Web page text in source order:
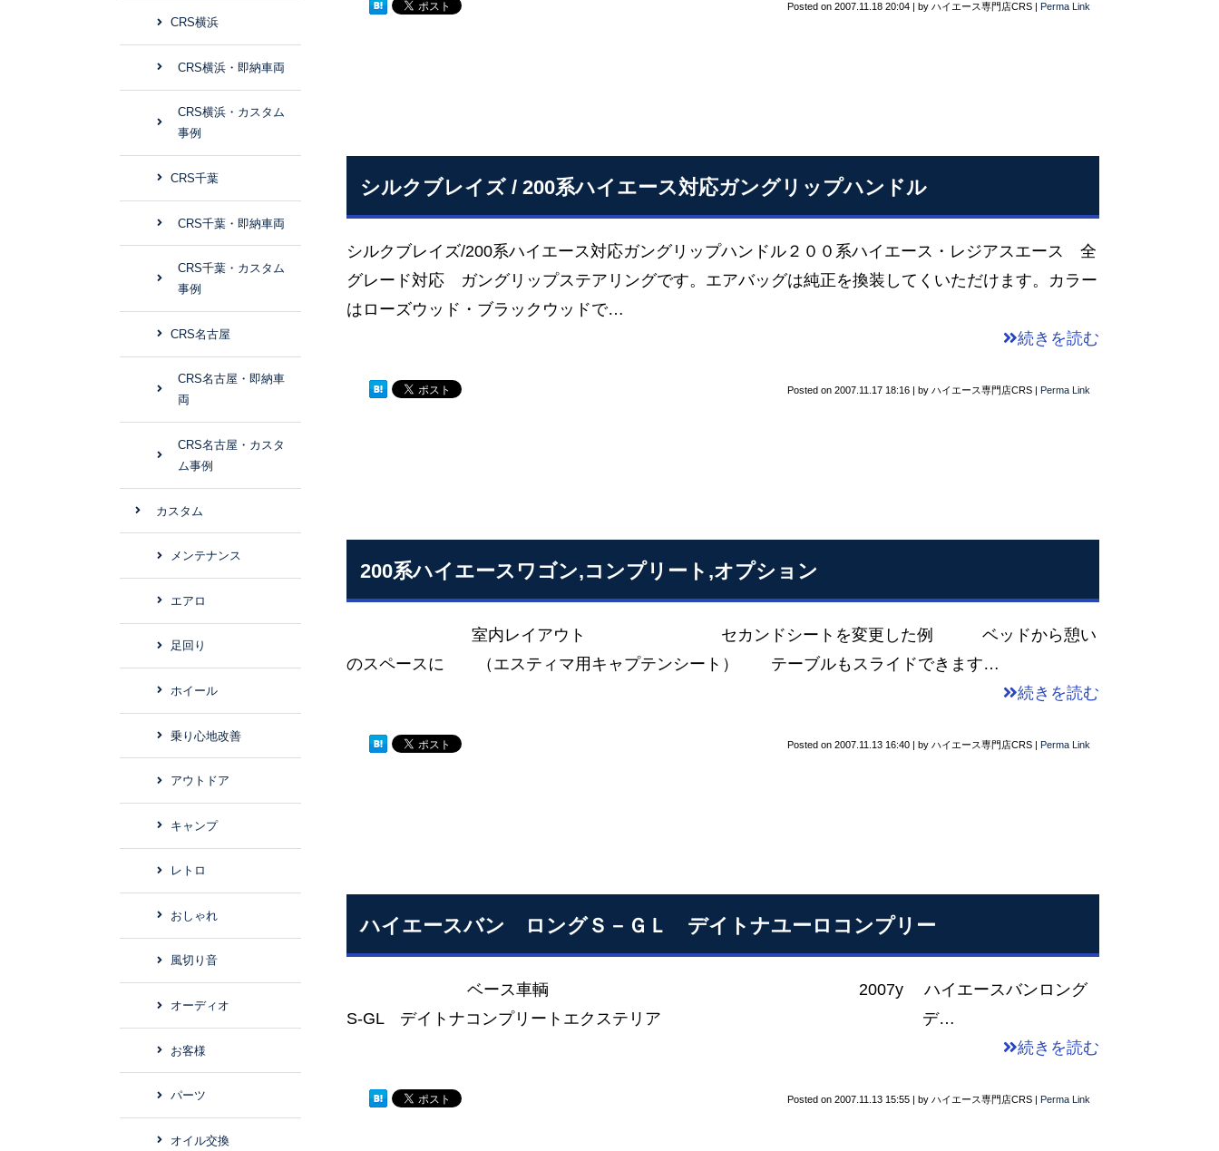
Posted on 2007.11.18 20:04 | by ハイエース専門店CRS | Perma Link
シルクブレイズ / 200系ハイエース対応ガングリップハンドル
シルクブレイズ/200系ハイエース対応ガングリップハンドル２００系ハイエース・レジアスエース 全
グレード対応 ガングリップステアリングです。エアバッグは純正を換装してくいただけます。カラー
はローズウッド・ブラックウッドで…
続きを読む
Posted on 2007.11.17 18:16 | by ハイエース専門店CRS | Perma Link
200系ハイエースワゴン,コンプリート,オプション
室内レイアウト セカンドシートを変更した例 ベッドから憩い
のスペースに （エスティマ用キャプテンシート） テーブルもスライドできます…
続きを読む
Posted on 2007.11.13 16:40 | by ハイエース専門店CRS | Perma Link
ハイエースバン ロングＳ－ＧＬ デイトナユーロコンプリー
ベース車輌 2007y ハイエースバンロング
S-GL デイトナコンプリートエクステリア デ…
続きを読む
Posted on 2007.11.13 15:55 | by ハイエース専門店CRS | Perma Link
CRS横浜
CRS横浜・即納車両
CRS横浜・カスタム
事例
CRS千葉
CRS千葉・即納車両
CRS千葉・カスタム
事例
CRS名古屋
CRS名古屋・即納車
両
CRS名古屋・カスタ
ム事例
カスタム
メンテナンス
エアロ
足回り
ホイール
乗り心地改善
アウトドア
キャンプ
レトロ
おしゃれ
風切り音
オーディオ
お客様
パーツ
オイル交換